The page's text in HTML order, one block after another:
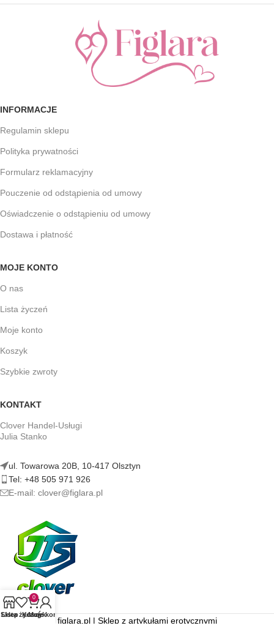
INFORMACJE
Regulamin sklepu
Polityka prywatności
Formularz reklamacyjny
Pouczenie od odstąpienia od umowy
Oświadczenie o odstąpieniu od umowy
Dostawa i płatność
MOJE KONTO
O nas
Lista życzeń
Moje konto
Koszyk
Szybkie zwroty
KONTAKT
Clover Handel-Usługi
Julia Stanko
ul. Towarowa 20B, 10-417 Olsztyn
Tel: +48 505 971 926
E-mail: clover@figlara.pl
figlara.pl | Sklep z artykułami erotycznymi
Sklep
Lista życzeń
0
Koszyk
Moje konto